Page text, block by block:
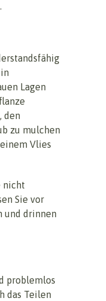
Lagen
den
zu mulchen
Vlies
nicht
Sie vor
und drinnen
problemlos
das Teilen